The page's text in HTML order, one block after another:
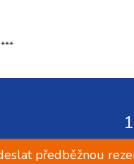
předběžnou